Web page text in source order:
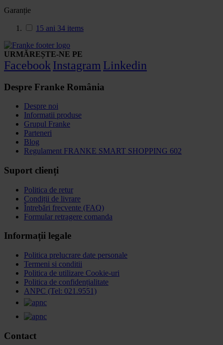
Garanție
15 ani 34 items
URMĂREȘTE-NE PE
Facebook Instagram Linkedin
Despre Franke România
Despre noi
Informatii produse
Grupul Franke
Parteneri
Blog
Regulament FRANKE SMART SHOPPING 602
Suport clienți
Politica de retur
Condiții de livrare
Întrebări frecvente (FAQ)
Formular retragere comanda
Informații legale
Politica prelucrare date personale
Termeni si conditii
Politica de utilizare Cookie-uri
Politica de confidențialitate
ANPC (Tel: 021.9551)
Contact